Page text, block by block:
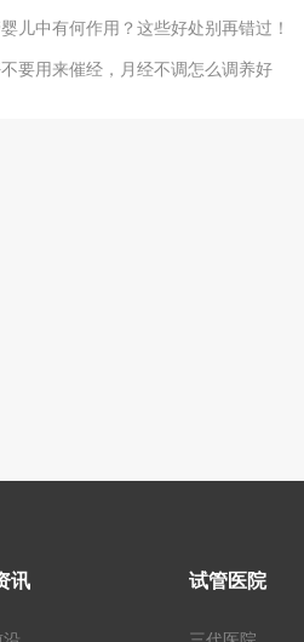
儿中有何作用？这些好处别再错过！
要用来催经，月经不调怎么调养好
讯 试管医院